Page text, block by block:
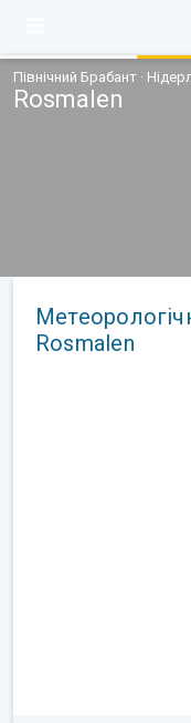
Північний Брабант ·
Rosmalen
Rosmalen